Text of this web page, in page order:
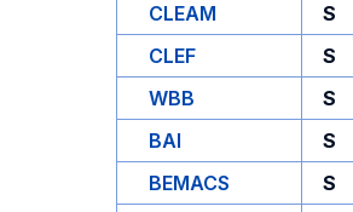
CLEAM
S
CLEF
S
WBB
S
BAI
S
BEMACS
S